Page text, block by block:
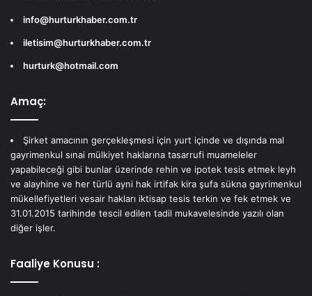
info@hurturkhaber.com.tr
iletisim@hurturkhaber.com.tr
hurturk@hotmail.com
Amaç:
Şirket amacının gerçekleşmesi için yurt içinde ve dışında mal
gayrimenkul sınai mülkiyet haklarına tasarrufi muameleler
yapabileceği gibi bunlar üzerinde rehin ve ipotek tesis etmek leyh
ve alayhine ve her türlü ayni hak irtifak kira şufa sükna gayrimenkul
mükellefiyetleri vesair hakları iktisap tesis terkin ve fek etmek ve
31.01.2015 tarihinde tescil edilen tadil mukavelesinde yazılı olan
diğer işler.
Faaliye Konusu :